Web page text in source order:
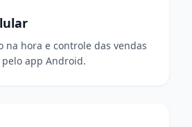
na hora e controle das vendas
app Android.